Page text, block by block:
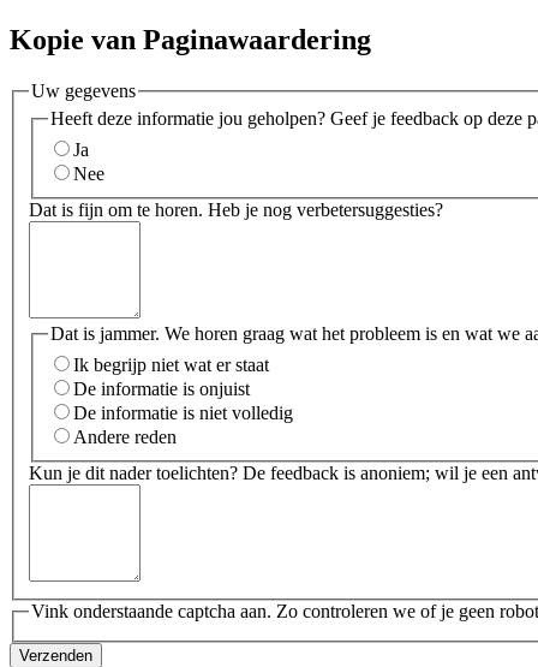
Kopie van Paginawaardering
Uw gegevens
Heeft deze informatie jou geholpen? Geef je feedback op deze
Ja
Nee
Dat is fijn om te horen. Heb je nog verbetersuggesties?
Dat is jammer. We horen graag wat het probleem is en wat we
Ik begrijp niet wat er staat
De informatie is onjuist
De informatie is niet volledig
Andere reden
Kun je dit nader toelichten? De feedback is anoniem; wil je een
Vink onderstaande captcha aan. Zo controleren we of je geen
Verzenden